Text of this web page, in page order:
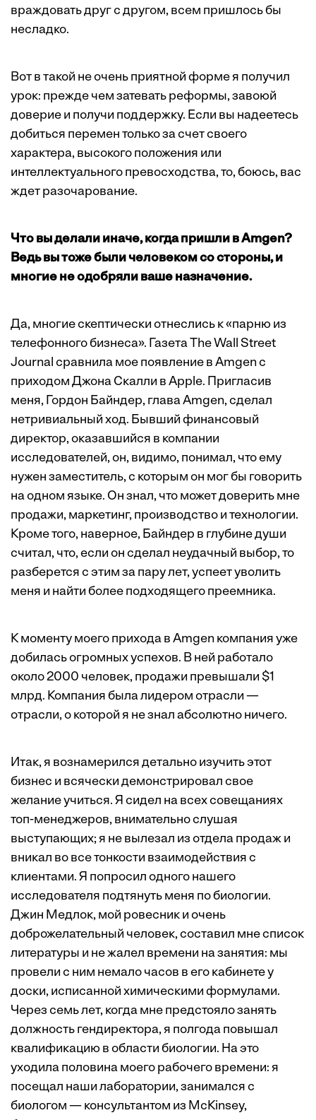
враждовать друг с другом, всем пришлось бы
несладко.
Вот в такой не очень приятной форме я получил
урок: прежде чем затевать реформы, завоюй
доверие и получи поддержку. Если вы надеетесь
добиться перемен только за счет своего
характера, высокого положения или
интеллектуального превосходства, то, боюсь, вас
ждет разочарование.
Что вы делали иначе, когда пришли в Amgen?
Ведь вы тоже были человеком со стороны, и
многие не одобряли ваше назначение.
Да, многие скептически отнеслись к «парню из
телефонного бизнеса». Газета The Wall Street
Journal сравнила мое появление в Amgen с
приходом Джона Скалли в Apple. Пригласив
меня, Гордон Байндер, глава Amgen, сделал
нетривиальный ход. Бывший финансовый
директор, оказавшийся в компании
исследователей, он, видимо, понимал, что ему
нужен заместитель, с которым он мог бы говорить
на одном языке. Он знал, что может доверить мне
продажи, маркетинг, производство и технологии.
Кроме того, наверное, Байндер в глубине души
считал, что, если он сделал неудачный выбор, то
разберется с этим за пару лет, успеет уволить
меня и найти более подходящего преемника.
К моменту моего прихода в Amgen компания уже
добилась огромных успехов. В ней работало
около 2000 человек, продажи превышали $1
млрд. Компания была лидером отрасли —
отрасли, о которой я не знал абсолютно ничего.
Итак, я вознамерился детально изучить этот
бизнес и всячески демонстрировал свое
желание учиться. Я сидел на всех совещаниях
топ-менеджеров, внимательно слушая
выступающих; я не вылезал из отдела продаж и
вникал во все тонкости взаимодействия с
клиентами. Я попросил одного нашего
исследователя подтянуть меня по биологии.
Джин Медлок, мой ровесник и очень
доброжелательный человек, составил мне список
литературы и не жалел времени на занятия: мы
провели с ним немало часов в его кабинете у
доски, исписанной химическими формулами.
Через семь лет, когда мне предстояло занять
должность гендиректора, я полгода повышал
квалификацию в области биологии. На это
уходила половина моего рабочего времени: я
посещал наши лаборатории, занимался с
биологом — консультантом из McKinsey,